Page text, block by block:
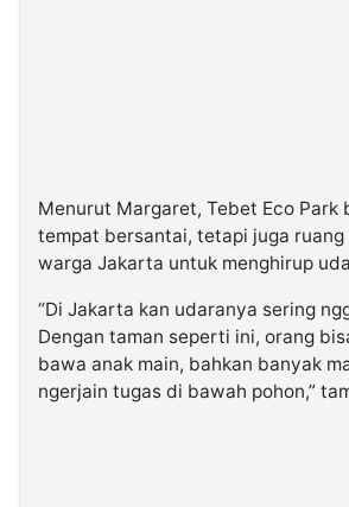
Menurut Margaret, Tebet Eco Park
tempat bersantai, tetapi juga
warga Jakarta untuk menghirup
“Di Jakarta kan udaranya sering
Dengan taman seperti ini, orang
bawa anak main, bahkan banyak
ngerjain tugas di bawah pohon,”